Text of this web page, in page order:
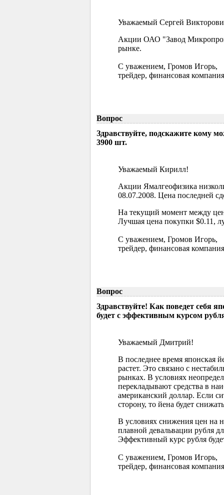
Уважаемый Сергей
Акции ОАО "Завод
рынке.
С уважением, Громов Игорь,
трейдер, финансовая
Вопрос
Здравствуйте, подскажите кому
3900 шт.
Уважаемый Кирилл!
Акции Ямалгеофизика
08.07.2008. Цена последней
На текущий момент между
Лучшая цена покупки $0.11,
С уважением, Громов Игорь,
трейдер, финансовая
Вопрос
Здравствуйте! Как поведет себя
будет с эффективным курсом
Уважаемый Дмитрий!
В последнее время
растет. Это связано с
рынках. В условиях
перекладывают средства в
американский доллар. Если
сторону, то йена будет
В условиях снижения цен на
плавной девальвации рубля
Эффективный курс рубля
С уважением, Громов Игорь,
трейдер, финансовая